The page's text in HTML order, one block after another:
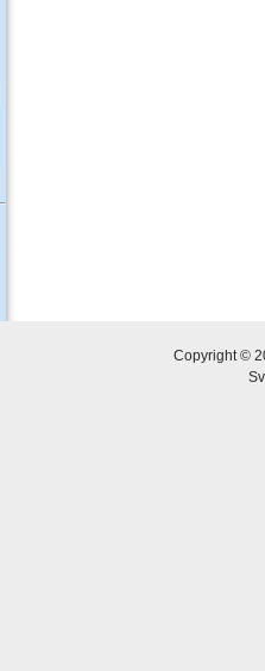
Copyright ©